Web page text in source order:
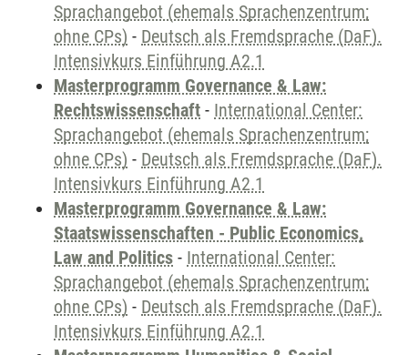
Sprachangebot (ehemals Sprachenzentrum;
ohne CPs) - Deutsch als Fremdsprache (DaF).
Intensivkurs Einführung A2.1
Masterprogramm Governance & Law:
Rechtswissenschaft - International Center:
Sprachangebot (ehemals Sprachenzentrum;
ohne CPs) - Deutsch als Fremdsprache (DaF).
Intensivkurs Einführung A2.1
Masterprogramm Governance & Law:
Staatswissenschaften - Public Economics,
Law and Politics - International Center:
Sprachangebot (ehemals Sprachenzentrum;
ohne CPs) - Deutsch als Fremdsprache (DaF).
Intensivkurs Einführung A2.1